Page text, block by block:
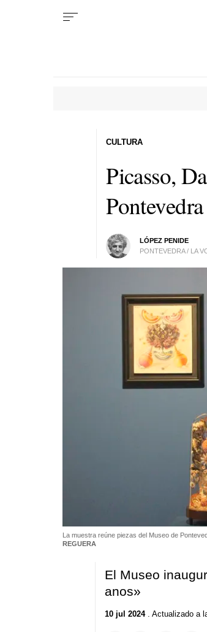
Picasso,
LÓPEZ PENIDE
PONTEVEDRA / LA
CULTURA
La muestra reúne piezas del Museo de
REGUERA
El Museo
anos»
10 jul 2024. Actualizado a